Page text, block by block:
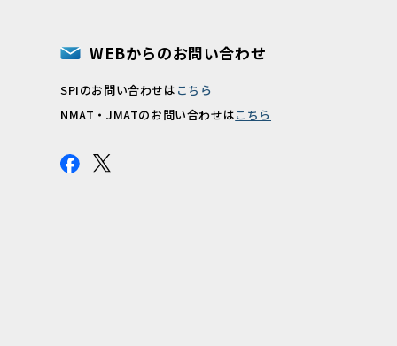
WEBからのお問い合わせ
SPIのお問い合わせは こちら
NMAT・JMATのお問い合わせはこちら